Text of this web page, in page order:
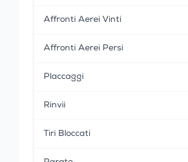
Affronti Aerei Vinti
Affronti Aerei Persi
Placcaggi
Rinvii
Tiri Bloccati